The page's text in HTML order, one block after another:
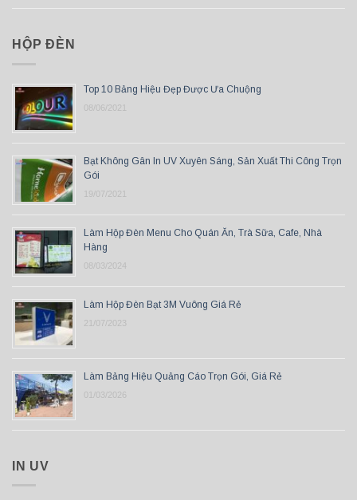
HỘP ĐÈN
Top 10 Bảng Hiệu Đẹp Được Ưa Chuộng
08/06/2021
Bạt Không Gân In UV Xuyên Sáng, Sản Xuất Thi Công Trọn
Gói
19/07/2021
Làm Hộp Đèn Menu Cho Quán Ăn, Trà Sữa, Cafe, Nhà
Hàng
08/03/2024
Làm Hộp Đèn Bạt 3M Vuông Giá Rẻ
21/07/2023
Làm Bảng Hiệu Quảng Cáo Trọn Gói, Giá Rẻ
01/03/2026
IN UV